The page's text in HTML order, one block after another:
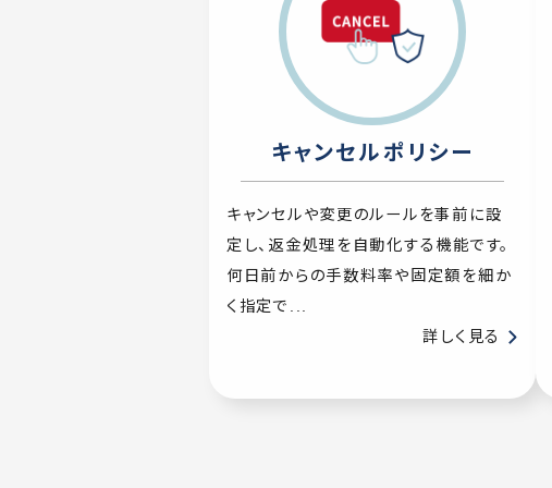
キャンセルポリシー
キャンセルや変更のルールを事前に設
定し、返金処理を自動化する機能です。
何日前からの手数料率や固定額を細か
く指定で...
詳しく見る